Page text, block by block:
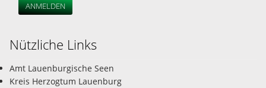
ANMELDEN
Nützliche Links
Amt Lauenburgische Seen
Kreis Herzogtum Lauenburg